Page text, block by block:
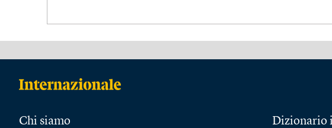
Chi siamo Dizionario